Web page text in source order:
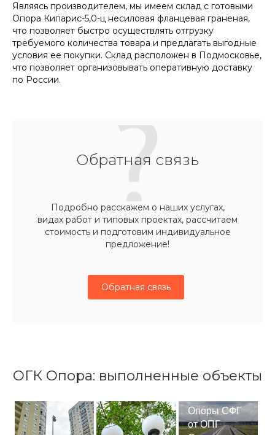
Являясь производителем, мы имеем склад с готовыми
Опора Кипарис-5,0-ц несиловая фланцевая граненая,
что позволяет быстро осуществлять отгрузку
требуемого количества товара и предлагать выгодные
условия ее покупки. Склад расположен в Подмосковье,
что позволяет организовывать оперативную доставку
по России.
Обратная связь
Подробно расскажем о наших услугах,
видах работ и типовых проектах, рассчитаем
стоимость и подготовим индивидуальное
предложение!
Обратная связь
ОГК Опора: выполненные объекты
Опоры СФГ
от ОПГ